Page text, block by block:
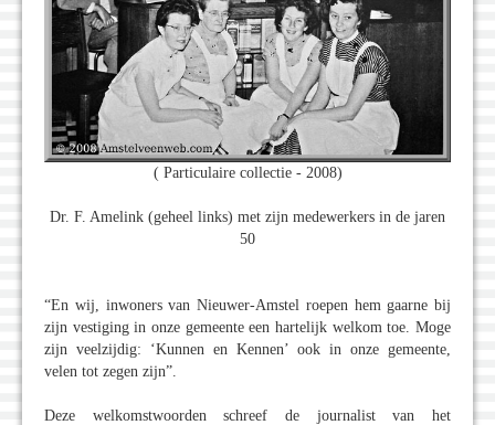
( Particulaire collectie - 2008)
Dr. F. Amelink (geheel links) met zijn medewerkers in de jaren
50
“En wij, inwoners van Nieuwer-Amstel roepen hem gaarne bij
zijn vestiging in onze gemeente een hartelijk welkom toe. Moge
zijn veelzijdig: ‘Kunnen en Kennen’ ook in onze gemeente,
velen tot zegen zijn”.
Deze welkomstwoorden schreef de journalist van het